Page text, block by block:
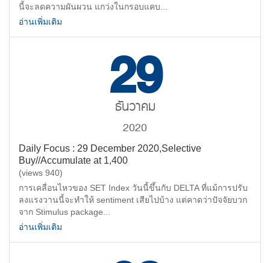
นี้จะลดความผันผวน แกว่งในกรอบแคบ...
อ่านเพิ่มเติม
29
ธันวาคม
2020
Daily Focus : 29 December 2020,Selective
Buy//Accumulate at 1,400
(views 940)
การเคลื่อนไหวของ SET Index วันนี้ขึ้นกับ DELTA ที่แม้การปรับ
ลงแรงวานนี้จะทำให้ sentiment เสียไปบ้าง แต่คาดว่าปัจจัยบวก
จาก Stimulus package...
อ่านเพิ่มเติม